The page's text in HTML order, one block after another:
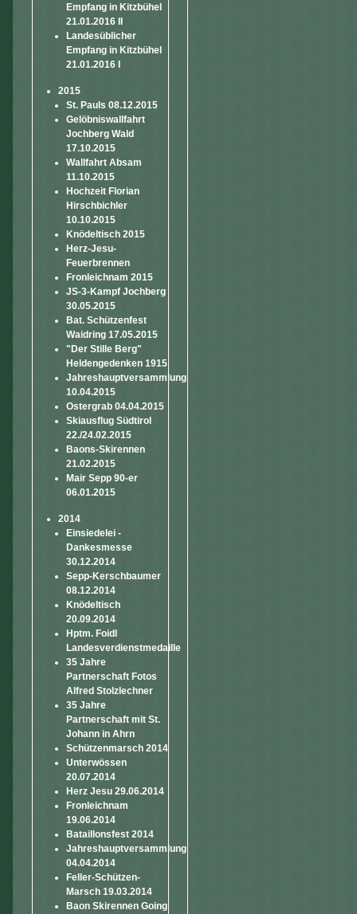
Empfang in Kitzbühel
21.01.2016 II
Landesüblicher
Empfang in Kitzbühel
21.01.2016 I
2015
St. Pauls 08.12.2015
Gelöbniswallfahrt
Jochberg Wald
17.10.2015
Wallfahrt Absam
11.10.2015
Hochzeit Florian
Hirschbichler
10.10.2015
Knödeltisch 2015
Herz-Jesu-
Feuerbrennen
Fronleichnam 2015
JS-3-Kampf Jochberg
30.05.2015
Bat. Schützenfest
Waidring 17.05.2015
"Der Stille Berg"
Heldengedenken 1915
Jahreshauptversammlung
10.04.2015
Ostergrab 04.04.2015
Skiausflug Südtirol
22./24.02.2015
Baons-Skirennen
21.02.2015
Mair Sepp 90-er
06.01.2015
2014
Einsiedelei -
Dankesmesse
30.12.2014
Sepp-Kerschbaumer
08.12.2014
Knödeltisch
20.09.2014
Hptm. Foidl
Landesverdienstmedaille
35 Jahre
Partnerschaft Fotos
Alfred Stolzlechner
35 Jahre
Partnerschaft mit St.
Johann in Ahrn
Schützenmarsch 2014
Unterwössen
20.07.2014
Herz Jesu 29.06.2014
Fronleichnam
19.06.2014
Bataillonsfest 2014
Jahreshauptversammlung
04.04.2014
Feller-Schützen-
Marsch 19.03.2014
Baon Skirennen Going